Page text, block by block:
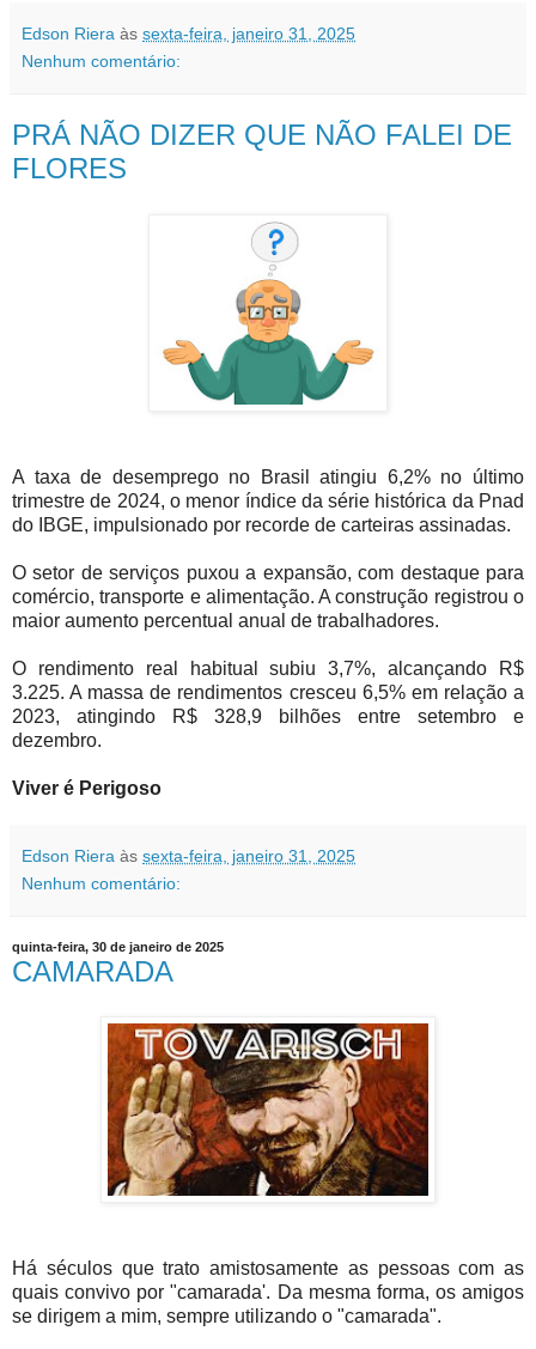
Edson Riera às sexta-feira, janeiro 31, 2025
Nenhum comentário:
PRÁ NÃO DIZER QUE NÃO FALEI DE
FLORES
A taxa de desemprego no Brasil atingiu 6,2% no último
trimestre de 2024, o menor índice da série histórica da Pnad
do IBGE, impulsionado por recorde de carteiras assinadas.
O setor de serviços puxou a expansão, com destaque para
comércio, transporte e alimentação. A construção registrou o
maior aumento percentual anual de trabalhadores.
O rendimento real habitual subiu 3,7%, alcançando R$
3.225. A massa de rendimentos cresceu 6,5% em relação a
2023, atingindo R$ 328,9 bilhões entre setembro e
dezembro.
Viver é Perigoso
Edson Riera às sexta-feira, janeiro 31, 2025
Nenhum comentário:
quinta-feira, 30 de janeiro de 2025
CAMARADA
Há séculos que trato amistosamente as pessoas com as
quais convivo por "camarada'. Da mesma forma, os amigos
se dirigem a mim, sempre utilizando o "camarada".